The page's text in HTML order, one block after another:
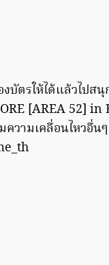
บัตรให้ได้แล้วไปส
[AREA 52]
วามเคลื่อนไหวอื่น